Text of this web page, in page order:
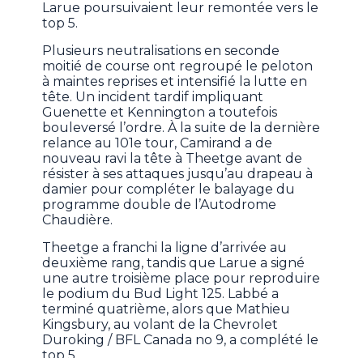
Larue poursuivaient leur remontée vers le
top 5.
Plusieurs neutralisations en seconde
moitié de course ont regroupé le peloton
à maintes reprises et intensifié la lutte en
tête. Un incident tardif impliquant
Guenette et Kennington a toutefois
bouleversé l’ordre. À la suite de la dernière
relance au 101e tour, Camirand a de
nouveau ravi la tête à Theetge avant de
résister à ses attaques jusqu’au drapeau à
damier pour compléter le balayage du
programme double de l’Autodrome
Chaudière.
Theetge a franchi la ligne d’arrivée au
deuxième rang, tandis que Larue a signé
une autre troisième place pour reproduire
le podium du Bud Light 125. Labbé a
terminé quatrième, alors que Mathieu
Kingsbury, au volant de la Chevrolet
Duroking / BFL Canada no 9, a complété le